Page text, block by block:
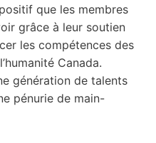
que les membres
grâce à leur soutien
les compétences des
Canada.
génération de talents
pénurie de main-